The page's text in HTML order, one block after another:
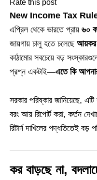
Rate this post
New Income Tax
এপ্রিল থেকে ভারতে প্রায় ৬০
জায়গায় চালু হতে চলেছে
কাঠামোর সবচেয়ে বড়
প্রশ্ন একটাই—এতে কি
সরকার পরিষ্কার জানিয়েছে, এটি
বরং আয় রিপোর্ট করা, কর্তন
রিটার্ন দাখিলের পদ্ধতিতেই বড়
কর বাড়ছে না,